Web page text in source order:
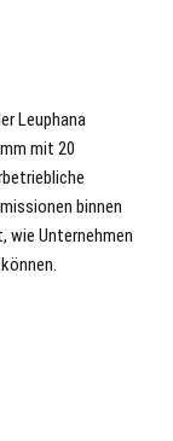
Leuphana
mit 20
binnen
wie Unternehmen